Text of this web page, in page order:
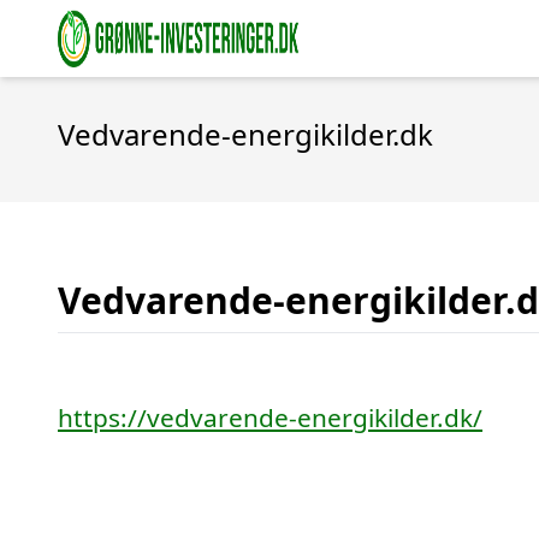
Vedvarende-energikilder.dk
Vedvarende-
https://vedvarende-energikilder.dk/